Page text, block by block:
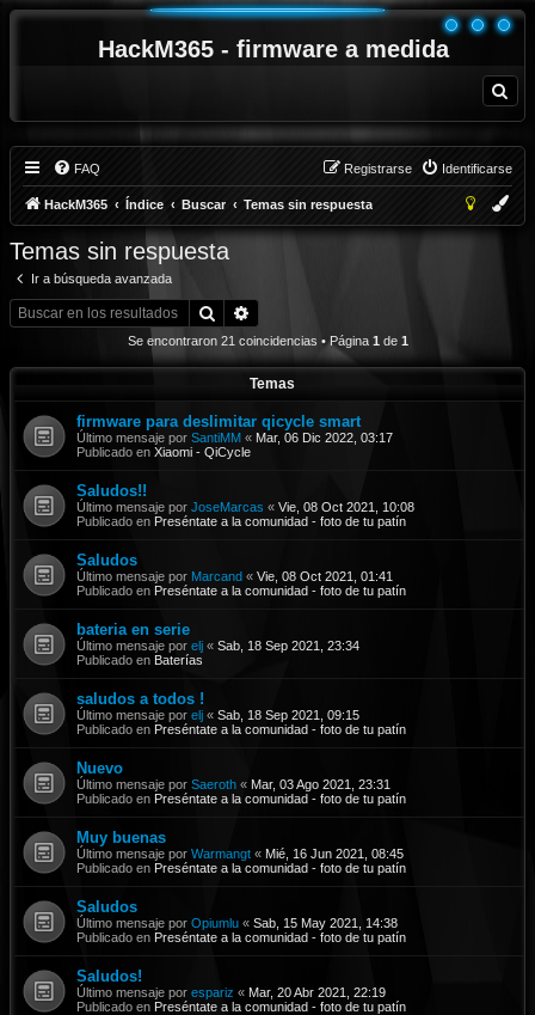
HackM365 - firmware a medida
u
FAQ Identificarse
Registrarse
HackM365 Índice Buscar Temas sin respuesta
Temas sin respuesta
Ir a búsqueda avanzada
Buscar
Se encontraron 21 coincidencias • Página 1 de 1
Temas
firmware para deslimitar qicycle smart
Último mensaje por SantiMM « Mar, 06 Dic 2022, 03:17
Publicado en Xiaomi - QiCycle
Saludos!!
Último mensaje por JoseMarcas « Vie, 08 Oct 2021, 10:08
Publicado en Preséntate a la comunidad - foto de tu patín
Saludos
Último mensaje por Marcand « Vie, 08 Oct 2021, 01:41
Publicado en Preséntate a la comunidad - foto de tu patín
bateria en serie
Último mensaje por elj « Sab, 18 Sep 2021, 23:34
Publicado en Baterías
saludos a todos !
Último mensaje por elj « Sab, 18 Sep 2021, 09:15
Publicado en Preséntate a la comunidad - foto de tu patín
Nuevo
Último mensaje por Saeroth « Mar, 03 Ago 2021, 23:31
Publicado en Preséntate a la comunidad - foto de tu patín
Muy buenas
Último mensaje por Warmangt « Mié, 16 Jun 2021, 08:45
Publicado en Preséntate a la comunidad - foto de tu patín
Saludos
Último mensaje por Opiumlu « Sab, 15 May 2021, 14:38
Publicado en Preséntate a la comunidad - foto de tu patín
Saludos!
Último mensaje por espariz « Mar, 20 Abr 2021, 22:19
Publicado en Preséntate a la comunidad - foto de tu patín